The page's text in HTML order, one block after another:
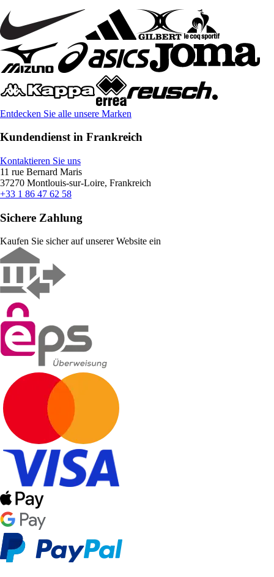
Entdecken Sie alle unsere Marken
Kundendienst in Frankreich
Kontaktieren Sie uns
11 rue Bernard Maris
37270 Montlouis-sur-Loire, Frankreich
+33 1 86 47 62 58
Sichere Zahlung
Kaufen Sie sicher auf unserer Website ein